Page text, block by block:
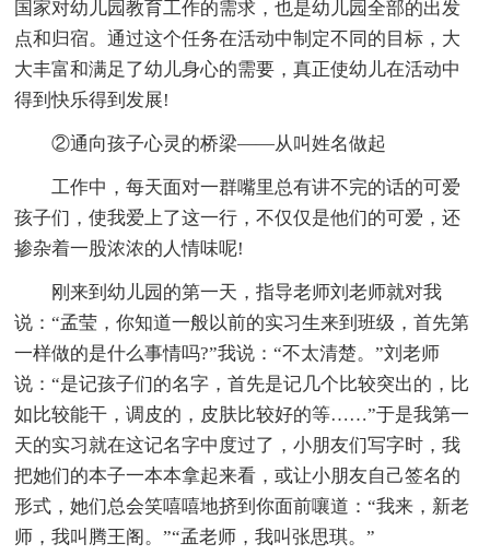
国家对幼儿园教育工作的需求，也是幼儿园全部的出发
点和归宿。通过这个任务在活动中制定不同的目标，大
大丰富和满足了幼儿身心的需要，真正使幼儿在活动中
得到快乐得到发展!
②通向孩子心灵的桥梁——从叫姓名做起
工作中，每天面对一群嘴里总有讲不完的话的可爱
孩子们，使我爱上了这一行，不仅仅是他们的可爱，还
掺杂着一股浓浓的人情味呢!
刚来到幼儿园的第一天，指导老师刘老师就对我
说：“孟莹，你知道一般以前的实习生来到班级，首先第
一样做的是什么事情吗?”我说：“不太清楚。”刘老师
说：“是记孩子们的名字，首先是记几个比较突出的，比
如比较能干，调皮的，皮肤比较好的等……”于是我第一
天的实习就在这记名字中度过了，小朋友们写字时，我
把她们的本子一本本拿起来看，或让小朋友自己签名的
形式，她们总会笑嘻嘻地挤到你面前嚷道：“我来，新老
师，我叫腾王阁。”“孟老师，我叫张思琪。”